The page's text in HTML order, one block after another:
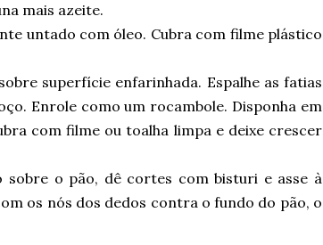
mais azeite.
untado com óleo. Cubra com filme plástico
superfície enfarinhada. Espalhe as fatias
Enrole como um rocambole. Disponha em
com filme ou toalha limpa e deixe crescer
o pão, dê cortes com bisturi e asse à
os nós dos dedos contra o fundo do pão, o